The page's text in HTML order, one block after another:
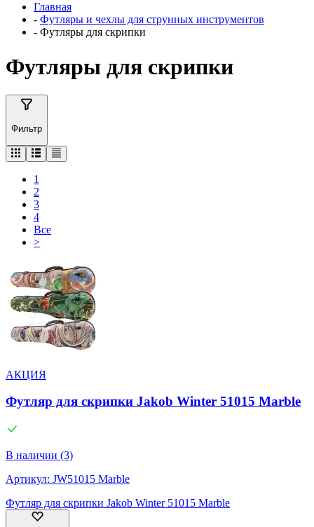
Главная
- Футляры и чехлы для струнных инструментов
- Футляры для скрипки
Футляры для скрипки
Фильтр
1
2
3
4
Все
>
АКЦИЯ
Футляр для скрипки Jakob Winter 51015 Marble
В наличии (3)
Артикул: JW51015 Marble
Футляр для скрипки Jakob Winter 51015 Marble